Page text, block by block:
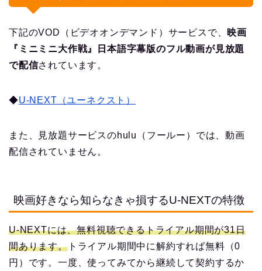
下記のVOD（ビデオオンデマンド）サービスで、 映画
『ミニミニ大作戦』日本語字幕版のフル動画が見放題
で配信されています。
◆U-NEXT（ユーネクスト）
また、見放題サービスのhulu（フールー）では、動画
配信されていません。
映画好きなら知らなきゃ損するU-NEXTの特徴
U-NEXTには、無料視聴できるトライアル期間が31日
間あります。トライアル期間中に解約すれば無料（0
円）です。一度、使ってみてから継続して契約するか